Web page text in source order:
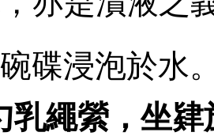
碟浸泡於水
乳繩縈，坐肄